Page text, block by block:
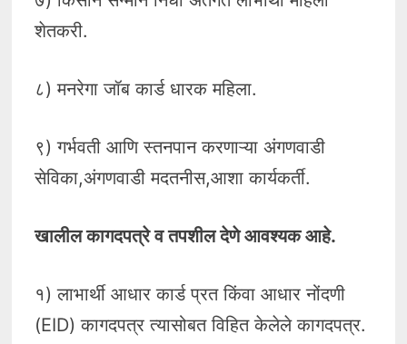
शेतकरी.
८) मनरेगा जॉब कार्ड धारक महिला.
९) गर्भवती आणि स्तनपान करणाऱ्या अंगणवाडी
सेविका,अंगणवाडी मदतनीस,आशा कार्यकर्ती.
खालील कागदपत्रे व तपशील देणे आवश्यक आहे.
१) लाभार्थी आधार कार्ड प्रत किंवा आधार नोंदणी
(EID) कागदपत्र त्यासोबत विहित केलेले कागदपत्र.